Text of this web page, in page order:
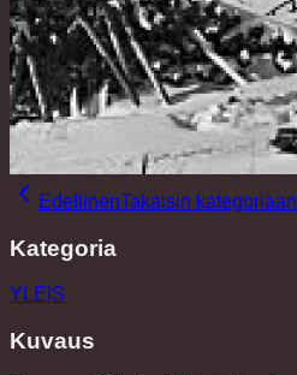
EdellinenTakaisin kategoriaan
Kategoria
YLEIS
Kuvaus